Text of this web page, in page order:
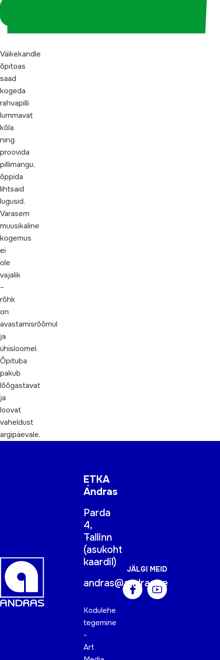
Väikekandle
õpitoas
saad
kogeda
rahvapilli
lummavat
kõla
ning
proovida
pillimängu,
õppida
lihtsaid
lugusid.
Varasem
muusikaline
kogemus
ei
ole
vajalik
–
rõhk
on
avastamisrõõmul
ja
ühisloomel.
Õpituba
pakub
lõõgastavat
ja
loovat
vaheldust
argipäevale.
ETKA
Andras
Parda
4,
Tallinn
(asukoht
kaardil)
andras@andras.ee
Kodulehe
tegemine
-
Art
JÄLGI MEID